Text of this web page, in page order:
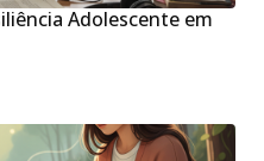
Adolescente em